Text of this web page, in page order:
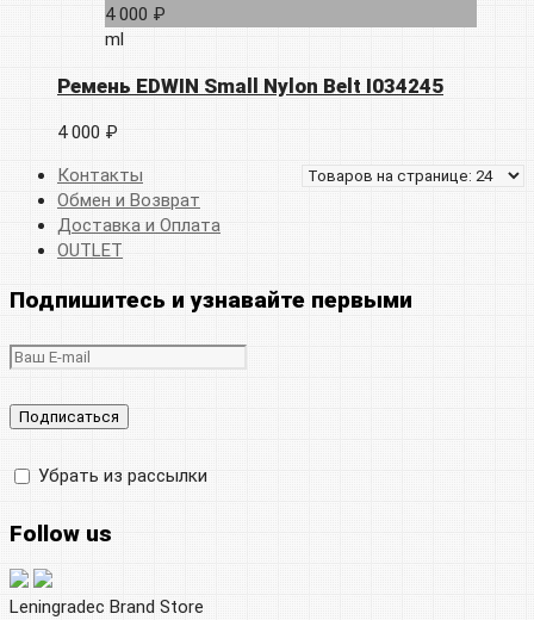
4 000 ₽
ml
Ремень EDWIN Small Nylon Belt I034245
4 000 ₽
Контакты
Обмен и Возврат
Доставка и Оплата
OUTLET
Подпишитесь и узнавайте первыми
Убрать из рассылки
Follow us
Leningradec Brand Store